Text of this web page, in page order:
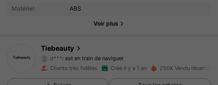
Matériel: ABS
Voir plus
Tiebeauty
d***i est en train de naviguer
4.94
15K Suiveurs
Clients très fidèles Créé il y a 1 an 250K Vendu